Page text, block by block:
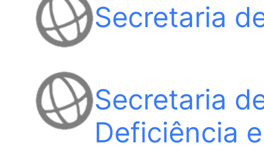
Secretaria
Secretaria
Deficiência